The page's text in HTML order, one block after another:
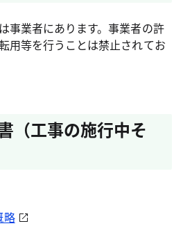
事業者にあります。事業者の許
用等を行うことは禁止されてお
（工事の施行中そ
略